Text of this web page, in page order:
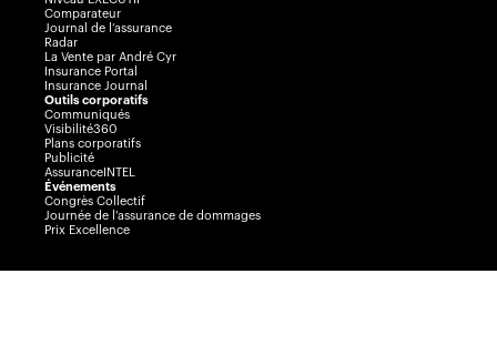
Comparateur
Journal de l’assurance
Radar
La Vente par André Cyr
Insurance Portal
Insurance Journal
Outils corporatifs
Communiqués
Visibilité360
Plans corporatifs
Publicité
AssuranceINTEL
Événements
Congrès Collectif
Journée de l’assurance de dommages
Prix Excellence